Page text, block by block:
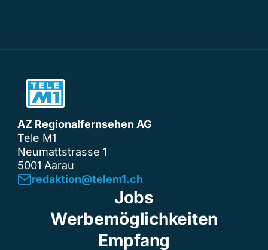
AZ Regionalfernsehen AG
Tele M1
Neumattstrasse 1
5001 Aarau
redaktion@telem1.ch
Jobs
Werbemöglichkeiten
Empfang